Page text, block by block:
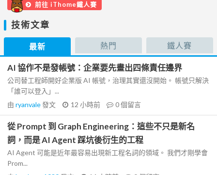
前往 iThome鐵人賽
技術文章
最新 熱門 鐵人賽
AI 協作不是發帳號：企業要先畫出四條責任邊界
公司替工程師開好企業版 AI 帳號，治理其實還沒開始。 帳號只解決
「誰可以登入」...
由 ryanvale發文 12 小時前 0個留言
從 Prompt 到 Graph Engineering：這些不只是新名
詞，而是 AI Agent 踩坑後衍生的工程
AI Agent 可能是近年最容易出現新工程名詞的領域。 我們才剛學會
Prom...